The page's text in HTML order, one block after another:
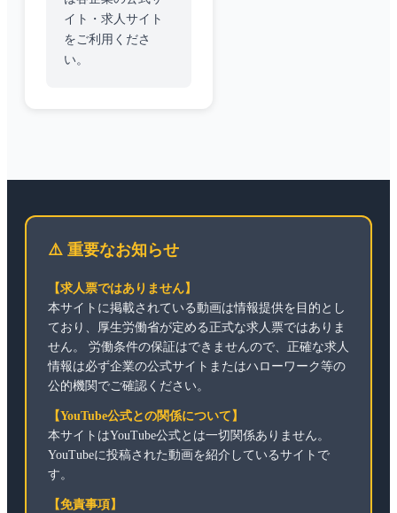
イト・求人サイト
をご利用くださ
い。
⚠️ 重要なお知らせ
【求人票ではありません】
本サイトに掲載されている動画は情報提供を目的とし
ており、厚生労働省が定める正式な求人票ではありま
せん。 労働条件の保証はできませんので、正確な求人
情報は必ず企業の公式サイトまたはハローワーク等の
公的機関でご確認ください。
【YouTube公式との関係について】
本サイトはYouTube公式とは一切関係ありません。
YouTubeに投稿された動画を紹介しているサイトで
す。
【免責事項】